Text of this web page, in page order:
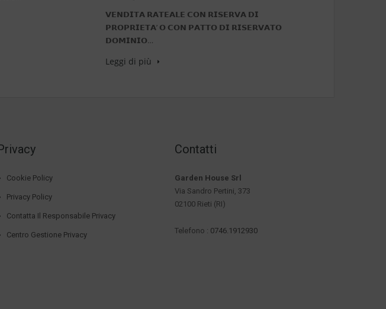
𝗩𝗘𝗡𝗗𝗜𝗧𝗔 𝗥𝗔𝗧𝗘𝗔𝗟𝗘 𝗖𝗢𝗡 𝗥𝗜𝗦𝗘𝗥𝗩𝗔 𝗗𝗜
𝗣𝗥𝗢𝗣𝗥𝗜𝗘𝗧𝗔’ 𝗢 𝗖𝗢𝗡 𝗣𝗔𝗧𝗧𝗢 𝗗𝗜 𝗥𝗜𝗦𝗘𝗥𝗩𝗔𝗧𝗢
𝗗𝗢𝗠𝗜𝗡𝗜𝗢…
Leggi di più
Cookie Policy
Privacy Policy
Contatta Il Responsabile Privacy
Centro Gestione Privacy
Contatti
Garden House Srl
Via Sandro Pertini, 373
02100 Rieti (RI)
Telefono : 0746.1912930